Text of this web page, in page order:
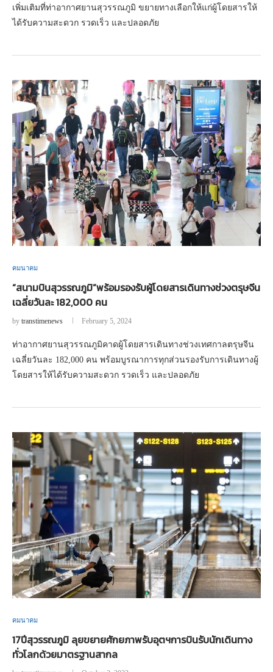
เพิ่มเติมที่ท่าอากาศยานสุวรรณภูมิ ขยายทางเลือกให้แก่ผู้โดยสารให้
ได้รับความสะดวก รวดเร็ว และปลอดภัย
คมนาคม
“สนามบินสุวรรณภูมิ”พร้อมรองรับผู้โดยสารเดินทางช่วงตรุษจีน
เฉลี่ยวันละ 182,000 คน
by transtimenews February 5, 2024
ท่าอากาศยานสุวรรณภูมิคาดผู้โดยสารเดินทางช่วงเทศกาลตรุษจีน
เฉลี่ยวันละ 182,000 คน พร้อมบูรณาการทุกส่วนรองรับการเดินทางผู้
โดยสารให้ได้รับความสะดวก รวดเร็ว และปลอดภัย
คมนาคม
17ปีสุวรรณภูมิ ลุยขยายศักยภาพรับอุตฯการบินรับนักเดินทาง
ทั่วโลกด้วยมาตรฐานสากล